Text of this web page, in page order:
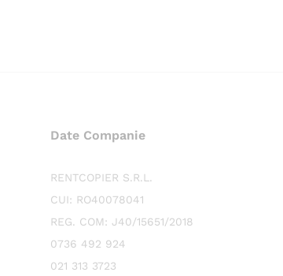
Date Companie
RENTCOPIER S.R.L.
CUI: RO40078041
REG. COM: J40/15651/2018
0736 492 924
021 313 3723